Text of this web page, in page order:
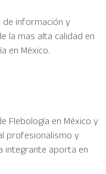
información y
la mas alta calidad en
en México.
Flebología en México y
profesionalismo y
integrante aporta en